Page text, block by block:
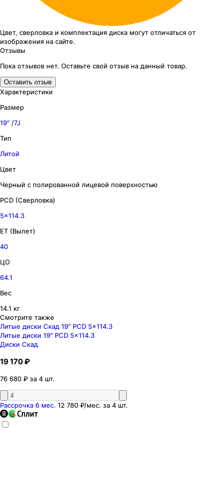
Цвет, сверловка и комплектация диска могут отличаться от
изображения на сайте.
Отзывы
Пока отзывов нет. Оставьте свой отзыв на данный товар.
Оставить отзыв
Характеристики
Размер
19″ /7J
Тип
Литой
Цвет
Черный с полированной лицевой поверхностью
PCD (Сверловка)
5x114.3
ET (Вылет)
40
ЦО
64.1
Вес
14.1 кг
Смотрите также
Литые диски Скад 19″ PCD 5x114.3
Литые диски 19″ PCD 5x114.3
Диски Скад
19 170 ₽
76 680 ₽ за 4 шт.
Рассрочка 6 мес. 12 780 ₽/мес. за 4 шт.